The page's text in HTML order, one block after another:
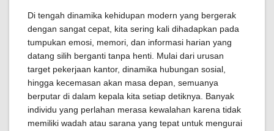
Di tengah dinamika kehidupan modern yang bergerak
dengan sangat cepat, kita sering kali dihadapkan pada
tumpukan emosi, memori, dan informasi harian yang
datang silih berganti tanpa henti. Mulai dari urusan
target pekerjaan kantor, dinamika hubungan sosial,
hingga kecemasan akan masa depan, semuanya
berputar di dalam kepala kita setiap detiknya. Banyak
individu yang perlahan merasa kewalahan karena tidak
memiliki wadah atau sarana yang tepat untuk mengurai